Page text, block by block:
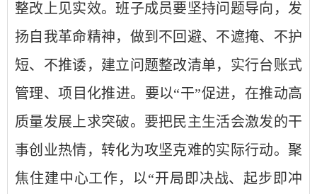
整改上见实效。班子成员要坚持问题导向，发
扬自我革命精神，做到不回避、不遮掩、不护
短、不推诿，建立问题整改清单，实行台账式
管理、项目化推进。要以“干”促进，在推动高
质量发展上求突破。要把民主生活会激发的干
事创业热情，转化为攻坚克难的实际行动。聚
焦住建中心工作，以“开局即决战、起步即冲